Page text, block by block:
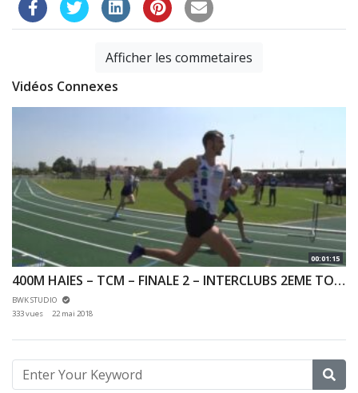
Afficher les commetaires
Vidéos Connexes
00:01:15
400M HAIES – TCM – FINALE 2 – INTERCLUBS 2EME TOUR FINALE N2 – 19/05/2018 – ARPAJON
BWK STUDIO
333 vues
22 mai 2018